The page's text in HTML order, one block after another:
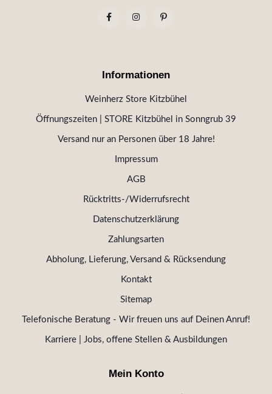
Informationen
Weinherz Store Kitzbühel
Öffnungszeiten | STORE Kitzbühel in Sonngrub 39
Versand nur an Personen über 18 Jahre!
Impressum
AGB
Rücktritts-/Widerrufsrecht
Datenschutzerklärung
Zahlungsarten
Abholung, Lieferung, Versand & Rücksendung
Kontakt
Sitemap
Telefonische Beratung - Wir freuen uns auf Deinen Anruf!
Karriere | Jobs, offene Stellen & Ausbildungen
Mein Konto